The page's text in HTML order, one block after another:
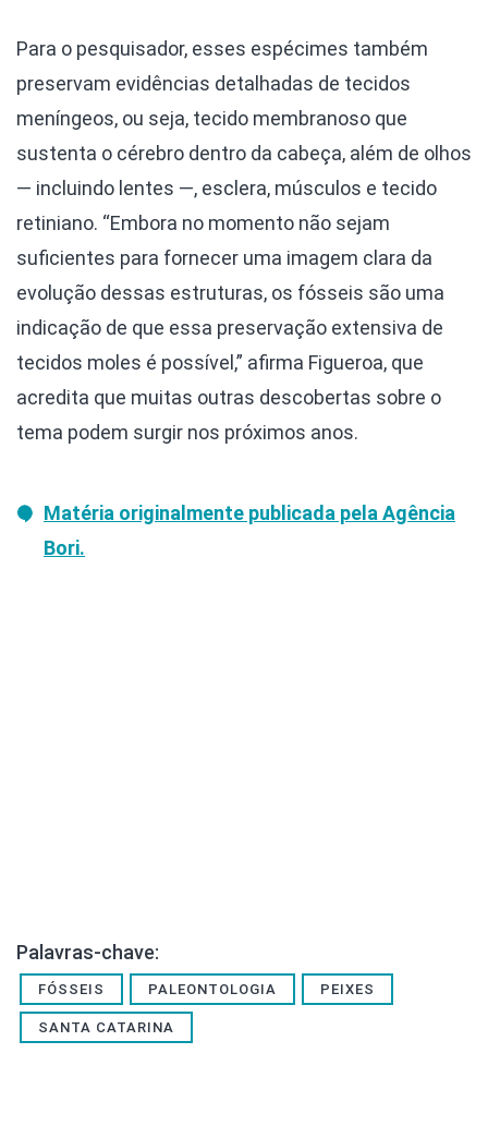
Para o pesquisador, esses espécimes também
preservam evidências detalhadas de tecidos
meníngeos, ou seja, tecido membranoso que
sustenta o cérebro dentro da cabeça, além de olhos
— incluindo lentes —, esclera, músculos e tecido
retiniano. “Embora no momento não sejam
suficientes para fornecer uma imagem clara da
evolução dessas estruturas, os fósseis são uma
indicação de que essa preservação extensiva de
tecidos moles é possível,” afirma Figueroa, que
acredita que muitas outras descobertas sobre o
tema podem surgir nos próximos anos.
Matéria originalmente publicada pela Agência
Bori.
Palavras-chave:
FÓSSEIS PALEONTOLOGIA PEIXES
SANTA CATARINA